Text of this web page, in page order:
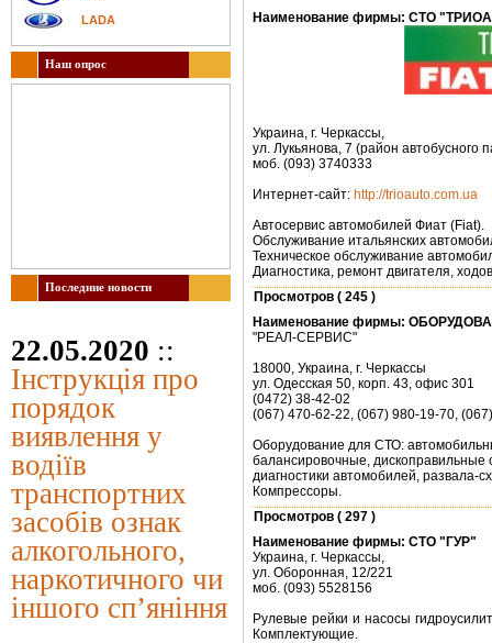
LADA
Наш опрос
Последние новости
22.05.2020 ::
Інструкція про
порядок
виявлення у
водіїв
транспортних
засобів ознак
алкогольного,
наркотичного чи
іншого сп’яніння
Наименование фирмы: СТО
Украина, г. Черкассы,
ул. Лукьянова, 7 (район автобусного
моб. (093) 3740333
Интернет-сайт: http://trioauto.com.ua
Автосервис автомобилей Фиат (Fiat).
Обслуживание итальянских
Техническое обслуживание
Диагностика, ремонт двигателя,
Просмотров ( 245 )
Наименование фирмы:
"РЕАЛ-СЕРВИС"
18000, Украина, г. Черкассы
ул. Одесская 50, корп. 43, офис 301
(0472) 38-42-02
(067) 470-62-22, (067) 980-19-70,
Оборудование для СТО:
балансировочные, дископравильные
диагностики автомобилей, развала-
Компрессоры.
Просмотров ( 297 )
Наименование фирмы: СТО "ГУР"
Украина, г. Черкассы,
ул. Оборонная, 12/221
моб. (093) 5528156
Рулевые рейки и насосы
Комплектующие.